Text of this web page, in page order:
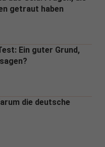
getraut haben
Ein guter Grund,
die deutsche